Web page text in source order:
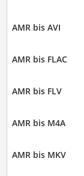
AMR bis AVI
AMR bis FLAC
AMR bis FLV
AMR bis M4A
AMR bis MKV